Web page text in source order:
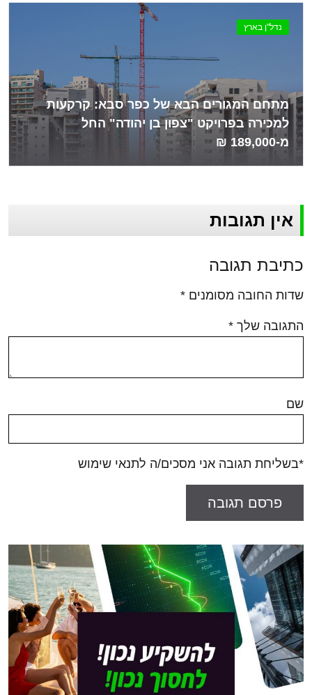
נדל"ן בארץ
מתחם המגורים הבא של כפר סבא: קרקעות
למכירה בפרויקט "צפון בן יהודה" החל
מ-189,000 ₪
אין תגובות
כתיבת תגובה
שדות החובה מסומנים *
התגובה שלך *
שם
*בשליחת תגובה אני מסכים/ה לתנאי שימוש